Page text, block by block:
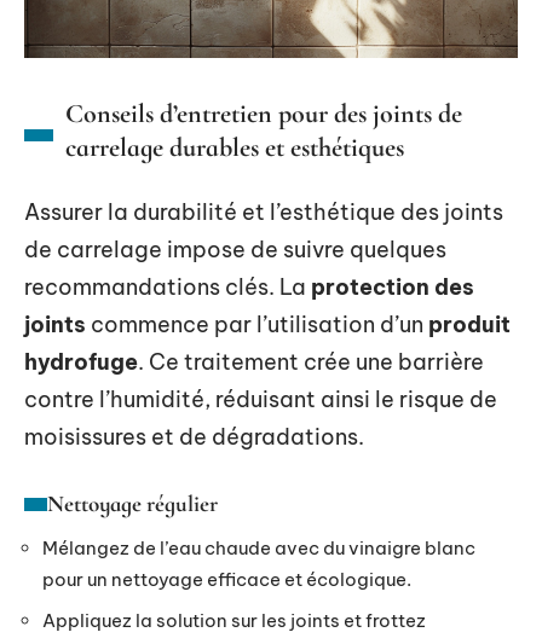
Conseils d’entretien pour des joints de
carrelage durables et esthétiques
Assurer la durabilité et l’esthétique des joints
de carrelage impose de suivre quelques
recommandations clés. La protection des
joints commence par l’utilisation d’un produit
hydrofuge. Ce traitement crée une barrière
contre l’humidité, réduisant ainsi le risque de
moisissures et de dégradations.
Nettoyage régulier
Mélangez de l’eau chaude avec du vinaigre blanc
pour un nettoyage efficace et écologique.
Appliquez la solution sur les joints et frottez